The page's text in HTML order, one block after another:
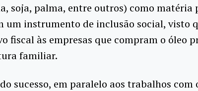
soja, palma, entre outros) como matéria
um instrumento de inclusão social, visto
fiscal às empresas que compram o óleo
familiar.
sucesso, em paralelo aos trabalhos com